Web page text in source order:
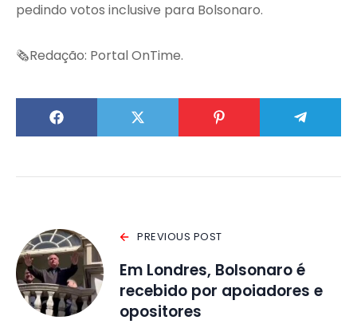
pedindo votos inclusive para Bolsonaro.
🗞Redação: Portal OnTime.
PREVIOUS POST
Em Londres, Bolsonaro é
recebido por apoiadores e
opositores